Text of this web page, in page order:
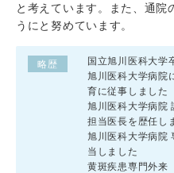
と考えています。また、通院
うにと努めています。
略歴
国立旭川医科大学
旭川医科大学病院
育に従事しました
旭川医科大学病院
担当医長を歴任し
旭川医科大学病院
当しました
黄斑疾患専門外来